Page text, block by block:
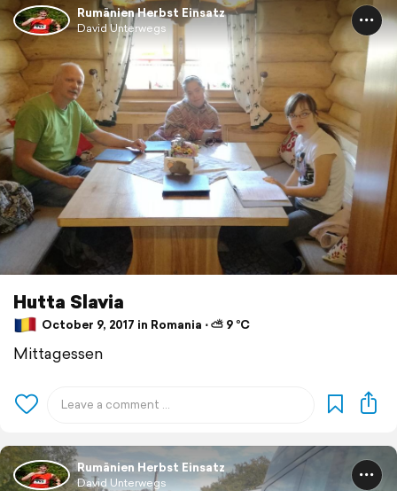
Rumänien Herbst Einsatz
David Unterwegs
Hutta Slavia
October 9, 2017 in Romania ⋅ ⛅ 9 °C
Mittagessen
Rumänien Herbst Einsatz
David Unterwegs